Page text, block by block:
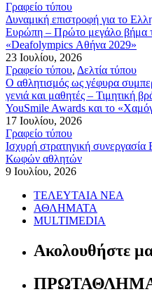
Γραφείο τύπου
Δυναμική επιστροφή για το
Ευρώπη – Πρώτο μεγάλο βήμα
«Deafolympics Αθήνα 2029»
23 Ιουλίου, 2026
Γραφείο τύπου, Δελτία τύπου
Ο αθλητισμός ως γέφυρα
γενιά και μαθητές – Τιμητική
YouSmile Awards και το
17 Ιουλίου, 2026
Γραφείο τύπου
Ισχυρή στρατηγική
Κωφών αθλητών
9 Ιουλίου, 2026
ΤΕΛΕΥΤΑΙΑ ΝΕΑ
ΑΘΛΗΜΑΤΑ
MULTIMEDIA
Ακολουθήστε